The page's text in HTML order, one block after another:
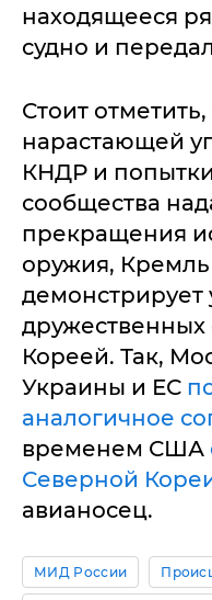
находящееся
судно и
Стоит
нарастающей
КНДР и
сообщества
прекращения
оружия,
демонстрирует
дружественных
Кореей. Так,
Украины и ЕС
аналогичное
временем США
Северной
авианосец.
МИД России